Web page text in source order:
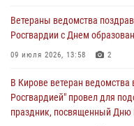
митинге в честь Дня
03 августа 2026, 08:45
магазина
02 августа 2026, 07:00
Ветераны ведомства
Росгвардии с Днем
09 июля 2026, 13:58 2
В Кирове ветеран
Росгвардией" провел для
праздник, посвященный